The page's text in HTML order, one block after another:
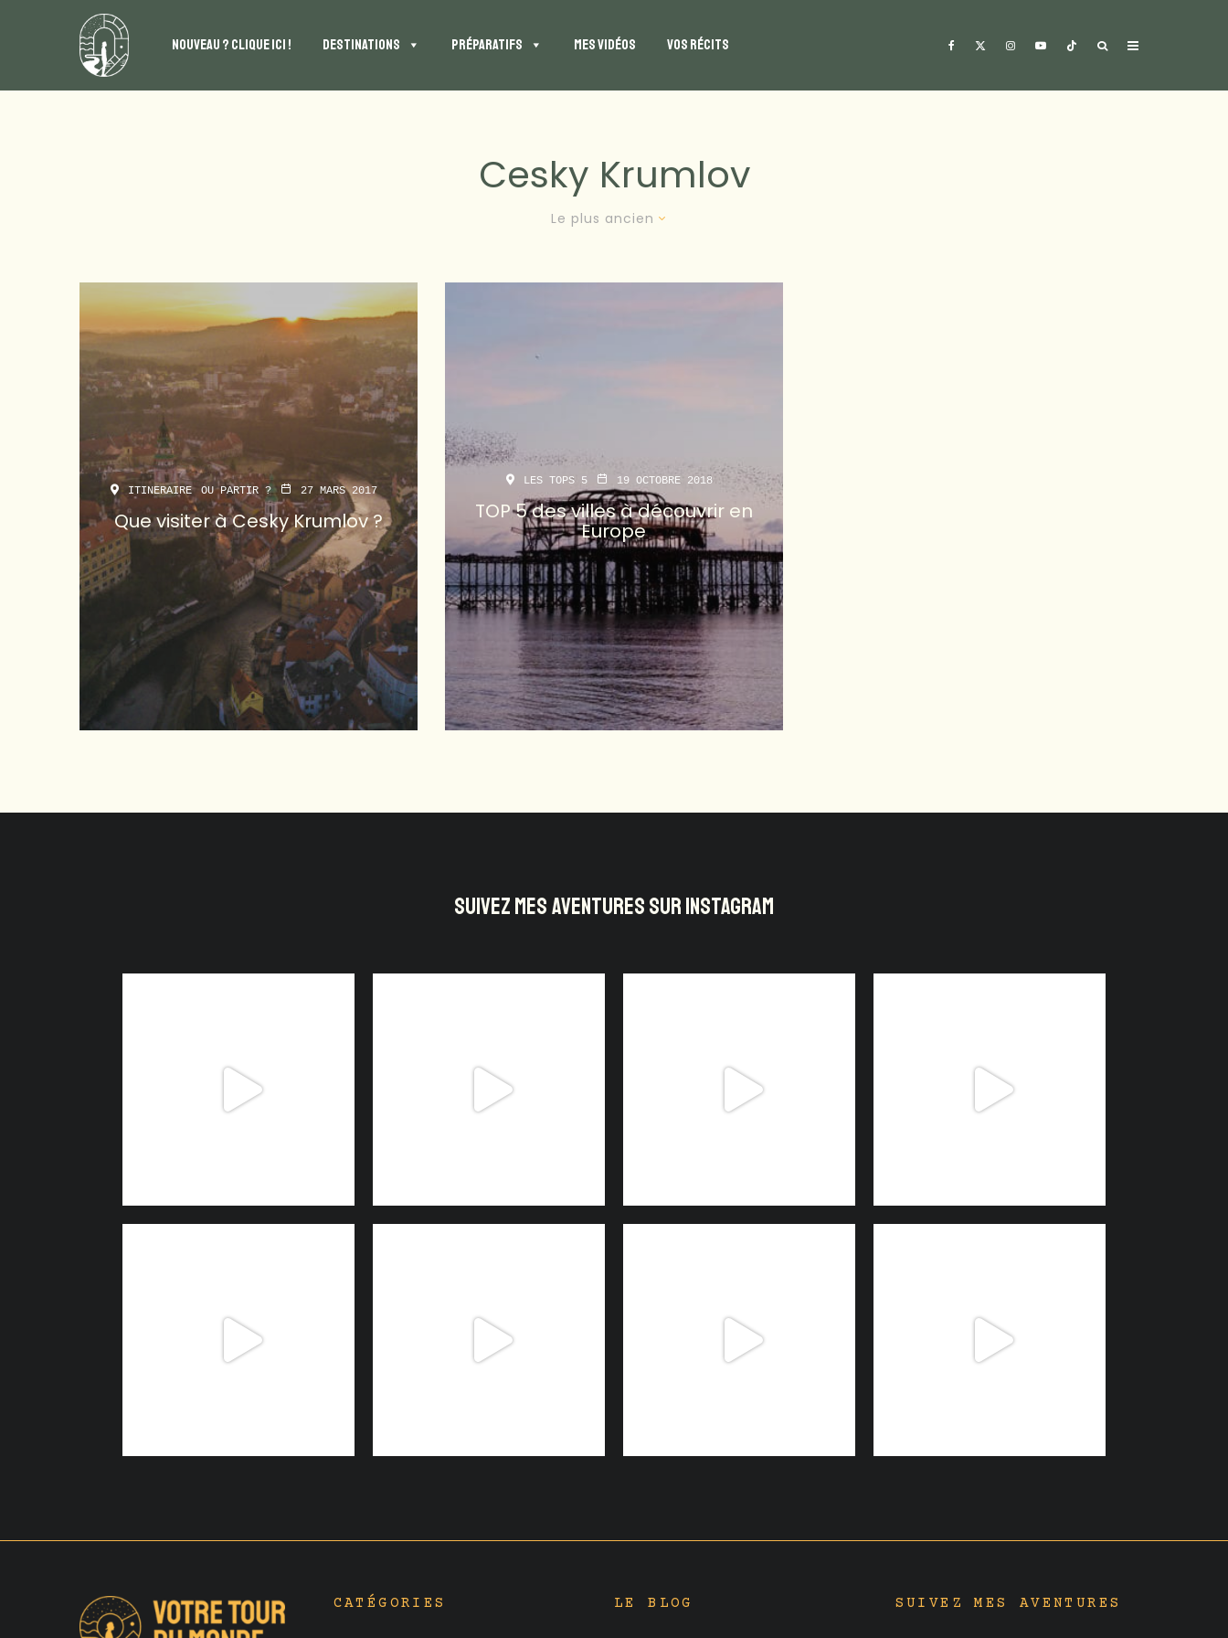
NOUVEAU ? CLIQUE ICI ! DESTINATIONS PRÉPARATIFS MES VIDÉOS VOS RÉCITS
Cesky Krumlov
Le plus ancien
ITINERAIRE OU PARTIR ? 27 MARS 2017
Que visiter à Cesky Krumlov ?
LES TOPS 5 19 OCTOBRE 2018
TOP 5 des villes à découvrir en
Europe
SUIVEZ MES AVENTURES SUR INSTAGRAM
CATÉGORIES LE BLOG SUIVEZ MES AVENTURES